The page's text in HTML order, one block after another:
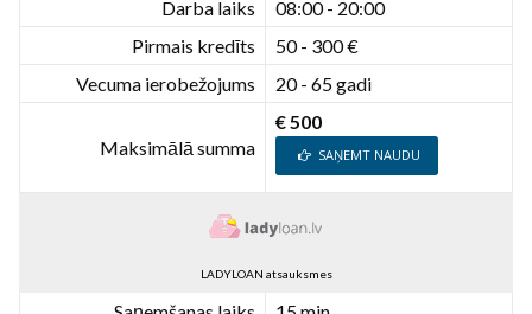
Darba laiks
08:00 - 20:00
Pirmais kredīts
50 - 300 €
Vecuma ierobežojums
20 - 65 gadi
Maksimālā summa
€ 500
SAŅEMT NAUDU
LADYLOAN atsauksmes